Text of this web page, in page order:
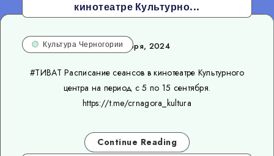
кинотеатре Культурно...
Культура Черногории2 сентября, 2024
#ТИВАТ Расписание сеансов в кинотеатре Культурного
центра на период с 5 по 15 сентября.
https://t.me/crnagora_kultura
Continue Reading